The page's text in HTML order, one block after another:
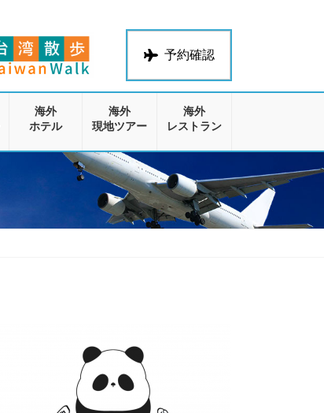
予約確認
海外
ホテル
海外
現地ツアー
海外
レストラン